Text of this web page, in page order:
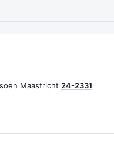
Maastricht 24-2331